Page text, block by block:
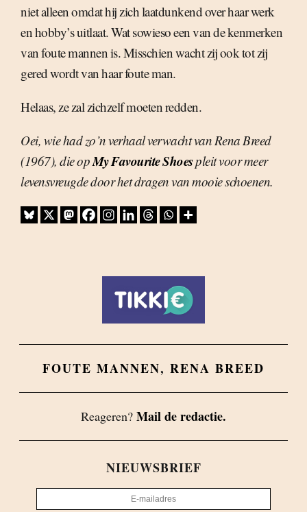
niet alleen omdat hij zich laatdunkend over haar werk
en hobby’s uitlaat. Wat sowieso een van de kenmerken
van foute mannen is. Misschien wacht zij ook tot zij
gered wordt van haar foute man.
Helaas, ze zal zichzelf moeten redden.
Oei, wie had zo’n verhaal verwacht van Rena Breed
(1967), die opMy Favourite Shoespleit voor meer
levensvreugde door het dragen van mooie schoenen.
FOUTE MANNEN, RENA BREED
Reageren? Mail de redactie.
NIEUWSBRIEF